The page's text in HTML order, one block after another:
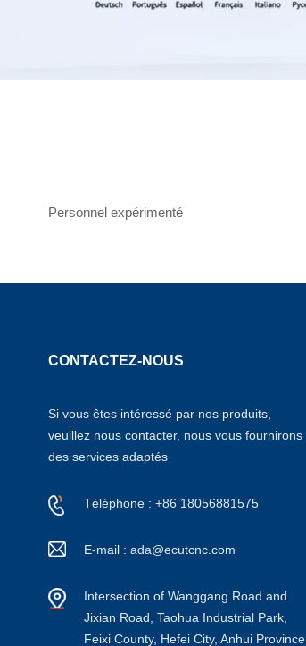
Personnel expérimenté
CONTACTEZ-NOUS
Si vous êtes intéressé par nos produits,
veuillez nous contacter, nous vous fournirons
des services adaptés
Téléphone : +86 18056881575
E-mail : ada@ecutcnc.com
Intersection of Wanggang Road and
Jixian Road, Taohua Industrial Park,
Feixi County, Hefei City, Anhui Province,